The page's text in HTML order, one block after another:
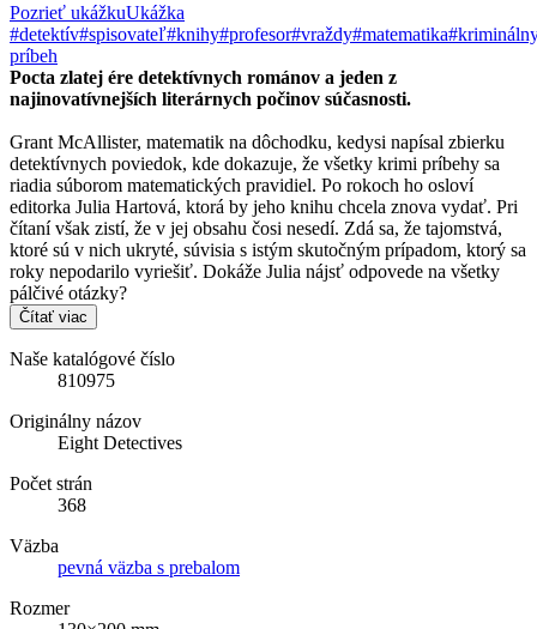
Pozrieť ukážkuUkážka
#detektív#spisovateľ#knihy#profesor#vraždy#matematika
príbeh
Pocta zlatej ére detektívnych románov a jeden z
najinovatívnejších literárnych počinov súčasnosti.
Grant McAllister, matematik na dôchodku, kedysi napísal zbierku
detektívnych poviedok, kde dokazuje, že všetky krimi príbehy sa
riadia súborom matematických pravidiel. Po rokoch ho osloví
editorka Julia Hartová, ktorá by jeho knihu chcela znova vydať. Pri
čítaní však zistí, že v jej obsahu čosi nesedí. Zdá sa, že tajomstvá,
ktoré sú v nich ukryté, súvisia s istým skutočným prípadom, ktorý sa
roky nepodarilo vyriešiť. Dokáže Julia nájsť odpovede na všetky
pálčivé otázky?
Čítať viac
Naše katalógové číslo
810975
Originálny názov
Eight Detectives
Počet strán
368
Väzba
pevná väzba s prebalom
Rozmer